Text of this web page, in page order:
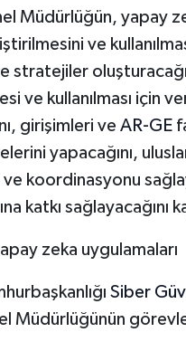
Müdürlüğün, yapay
ve
stratejiler
ve kullanılması için
girişimleri ve AR-GE
yapacağını,
koordinasyonu
katkı sağlayacağını
zeka uygulamaları
Siber
Müdürlüğünün